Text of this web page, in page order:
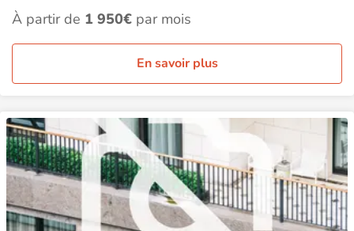
À partir de 1 950€ par mois
En savoir plus